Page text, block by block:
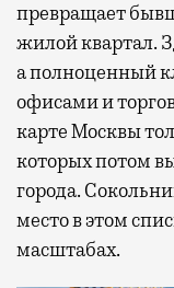
превращает
жилой квартал.
а полноценный
офисами и
карте Москвы
которых потом
города.
место в этом
масштабах.